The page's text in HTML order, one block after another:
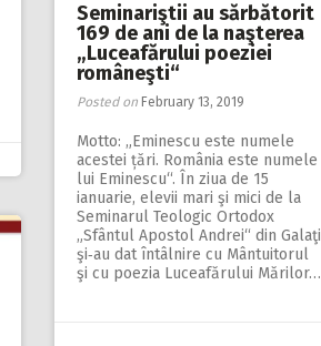
Seminariştii au sărbătorit
169 de ani de la naşterea
„Luceafărului poeziei
româneşti“
Posted on February 13, 2019
Motto: „Eminescu este numele
acestei țări. România este numele
lui Eminescu“. În ziua de 15
ianuarie, elevii mari şi mici de la
Seminarul Teologic Ortodox
„Sfântul Apostol Andrei“ din Galaţi
şi‑au dat întâlnire cu Mântuitorul
şi cu poezia Luceafărului Mărilor…